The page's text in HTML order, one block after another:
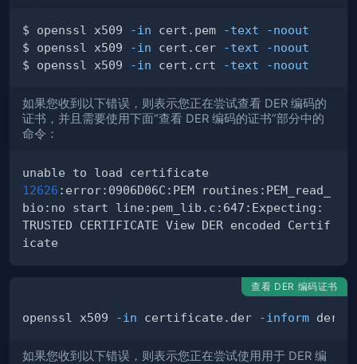
$ openssl x509 -in cert.pem -text
-noout
$ openssl x509
-in cert.cer -text
-noout
$ openssl x509
-in cert.crt -text -noout
如果您收到以下错误，则表示您正在尝试查看 DER 编码的
证书，并且需要使用下面“查看 DER 编码的证书”部分中的
命令：
12626 :error:0906D06C:PEM routines:PEM_read_
bio:no start line:pem_lib.c:647:Expecting:
TRUSTED CERTIFICATE View DER encoded Certif
查看 DER 编码证书
openssl x509 -in certificate.der -inform der
如果您收到以下错误，则表示您正在尝试使用用于 DER 编